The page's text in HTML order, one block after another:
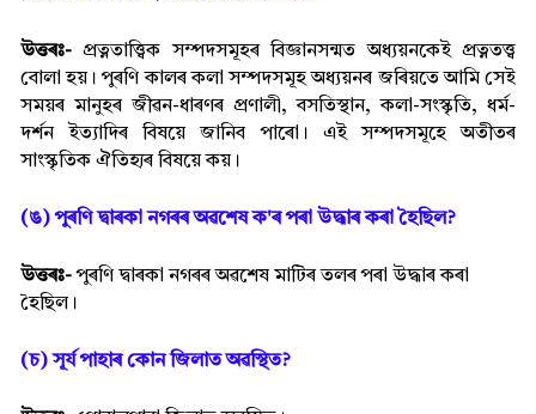
উত্তৰঃ-প্ৰত্নতাত্ত্বিক সম্পদসমূহৰ বিজ্ঞানসন্মত অধ্যয়নকেই প্ৰত্নতত্ত্ব
বোলা হয়। পুৰণি কালৰ কলা সম্পদসমূহ অধ্যয়নৰ জৰিয়তে আমি সেই
সময়ৰ মানুহৰ জীৱন-ধাৰণৰ প্ৰণালী, বসতিস্থান, কলা-সংস্কৃতি, ধৰ্ম-
দৰ্শন ইত্যাদিৰ বিষয়ে জানিব পাৰো। এই সম্পদসমূহে অতীতৰ
সাংস্কৃতিক ঐতিহ্যৰ বিষয়ে কয়।
(ঙ) পুৰণি দ্বাৰকা নগৰৰ অৱশেষ ক'ৰ পৰা উদ্ধাৰ কৰা হৈছিল?
উত্তৰঃ-পুৰণি দ্বাৰকা নগৰৰ অৱশেষ মাটিৰ তলৰ পৰা উদ্ধাৰ কৰা
হৈছিল।
(চ) সূৰ্য পাহাৰ কোন জিলাত অৱস্থিত?